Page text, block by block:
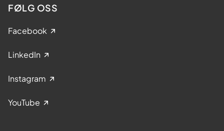
FØLG OSS
Facebook
LinkedIn
Instagram
YouTube